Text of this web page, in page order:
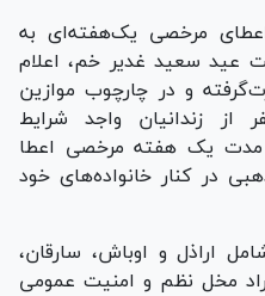
مرخصی یک‌هفته‌ای به
عید سعید غدیر خم، اعلام
و در چارچوب موازین
از فردا به ۷۵۰۰ نفر از زندانیان واجد شرایط
مدت یک هفته مرخصی اعطا
در کنار خانواده‌های خود
اراذل و اوباش، سارقان،
مخل نظم و امنیت عمومی